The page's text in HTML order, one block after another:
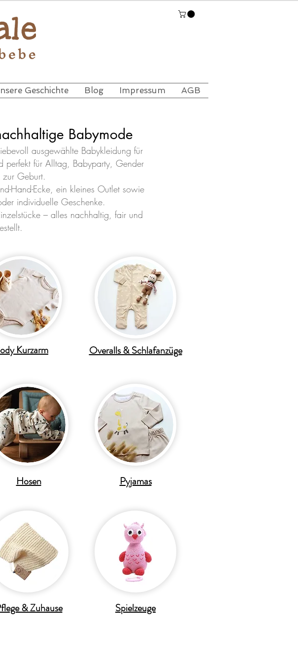
Geschichte Blog Impressum AGB
Babymode
ausgewählte Babykleidung für
perfekt für Alltag, Babyparty, Gender
zur Geburt.
Hand-Ecke, ein kleines Outlet sowie
individuelle Geschenke.
– alles nachhaltig, fair und
Kurzarm Overalls & Schlafanzüge
Hosen Pyjamas
& Zuhause Spielzeuge